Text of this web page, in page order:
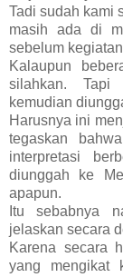
Tadi sudah kami
masih ada di
sebelum
Kalaupun
silahkan. Tapi
kemudian
Harusnya ini
tegaskan
interpretasi
diunggah ke
apapun.
Itu sebabnya
jelaskan secara
Karena secara
yang mengikat